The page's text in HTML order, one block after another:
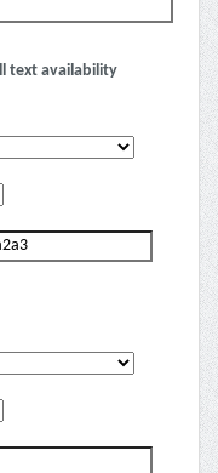
text availability